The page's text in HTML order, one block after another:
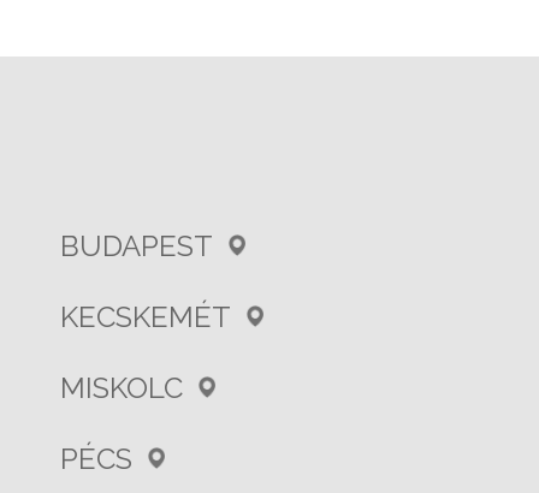
BUDAPEST
KECSKEMÉT
MISKOLC
PÉCS